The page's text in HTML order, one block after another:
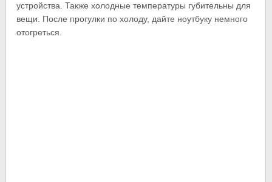
устройства. Также холодные температуры губительны для
вещи. После прогулки по холоду, дайте ноутбуку немного
отогреться.